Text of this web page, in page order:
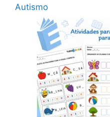
Autismo